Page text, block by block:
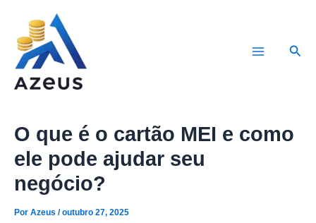
conteúdo
O que é o cartão MEI e como
ele pode ajudar seu
negócio?
Por Azeus /outubro 27, 2025